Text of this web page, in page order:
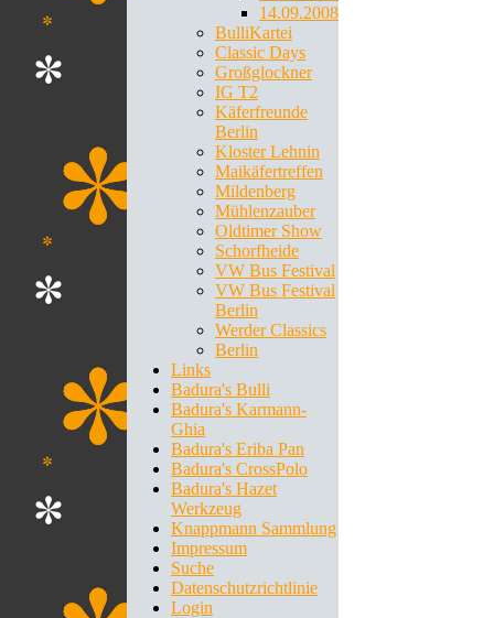
14.09.2008
BulliKartei
Classic Days
Großglockner
IG T2
Käferfreunde
Berlin
Kloster Lehnin
Maikäfertreffen
Mildenberg
Mühlenzauber
Oldtimer Show
Schorfheide
VW Bus Festival
VW Bus Festival
Berlin
Werder Classics
Berlin
Links
Badura's Bulli
Badura's Karmann-
Ghia
Badura's Eriba Pan
Badura's CrossPolo
Badura's Hazet
Werkzeug
Knappmann Sammlung
Impressum
Suche
Datenschutzrichtlinie
Login